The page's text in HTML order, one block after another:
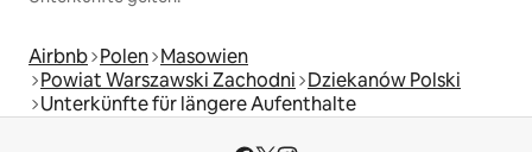
Airbnb Polen Masowien
Powiat Warszawski Zachodni Dziekanów Polski
Unterkünfte für längere Aufenthalte